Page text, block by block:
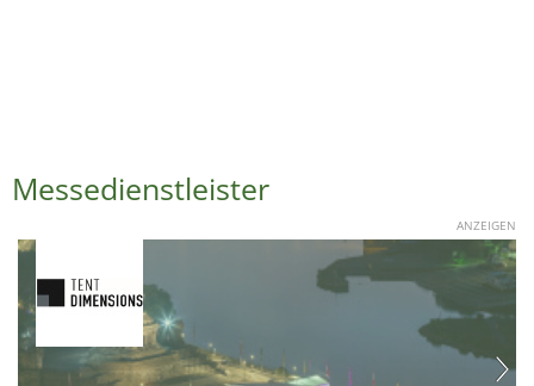
Messedienstleister
ANZEIGEN